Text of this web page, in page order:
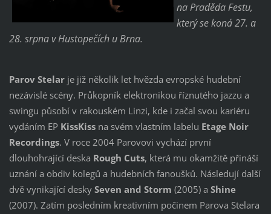
na Praděda Festu,
který se koná27. a
28. srpna v Hustopečích u Brna.
Parov Stelarje již několik let hvězda evropské hudební
nezávislé scény. Průkopník elektronikou říznutého jazzu a
swingu působí v rakouském Linzi, kde i začal svou kariéru
vydáním EP KissKissna svém vlastním labelu Etage Noir
Recordings. V roce 2004 Parovovi vychází první
dlouhohrající deska Rough Cuts, která mu okamžitě přináší
uznání a obdiv kolegů a hudebních fanoušků. Následují další
dvě vynikající desky Seven and Storm (2005) a Shine
(2007). Zatím posledním kreativním počinem Parova Stelara